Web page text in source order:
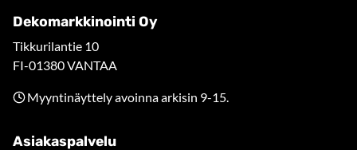
Dekomarkkinointi Oy
Tikkurilantie 10
FI-01380 VANTAA
Myyntinäyttely avoinna arkisin 9-15.
Asiakaspalvelu